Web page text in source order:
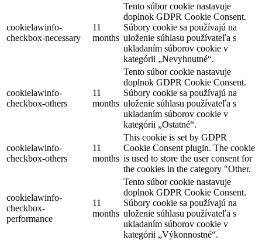
cookielawinfo-
checkbox-necessary
11
months
Tento súbor cookie nastavuje
doplnok GDPR Cookie Consent.
Súbory cookie sa používajú na
uloženie súhlasu používateľa s
ukladaním súborov cookie v
kategórii „Nevyhnutné“.
cookielawinfo-
checkbox-others
11
months
Tento súbor cookie nastavuje
doplnok GDPR Cookie Consent.
Súbory cookie sa používajú na
uloženie súhlasu používateľa s
ukladaním súborov cookie v
kategórii „Ostatné“.
cookielawinfo-
checkbox-others
11
months
This cookie is set by GDPR
Cookie Consent plugin. The cookie
is used to store the user consent for
the cookies in the category "Other.
cookielawinfo-
checkbox-
performance
11
months
Tento súbor cookie nastavuje
doplnok GDPR Cookie Consent.
Súbory cookie sa používajú na
uloženie súhlasu používateľa s
ukladaním súborov cookie v
kategórii „Výkonnostné“.